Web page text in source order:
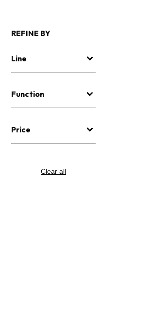
REFINE BY
Line
Function
Price
Clear all